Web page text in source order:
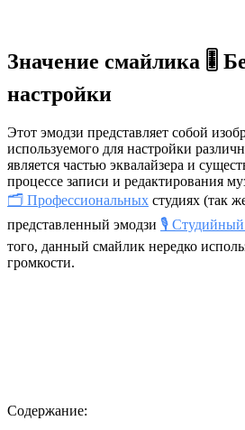
Значение смайлика 🎚️
настройки
Этот эмодзи представляет собой
используемого для настройки
является частью эквалайзера и
процессе записи и редактирования
🗂 Профессиональных студиях (так
представленный эмодзи 🎙️
того, данный смайлик нередко
громкости.
Содержание: